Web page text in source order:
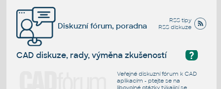
RSS tipy
RSS diskuze
Diskuzní fórum, poradna
?
CAD diskuze, rady, výměna zkušeností
Veřejné diskuzní fórum k CAD
aplikacím - ptejte se na
libovolné otázky týkající se